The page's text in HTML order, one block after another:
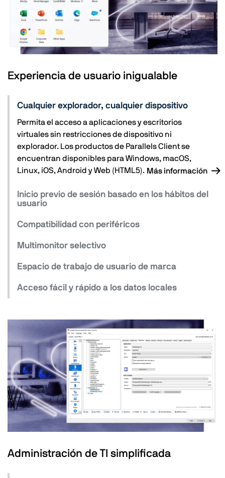
Experiencia de usuario inigualable
Cualquier explorador, cualquier dispositivo
Permita el acceso a aplicaciones y escritorios
virtuales sin restricciones de dispositivo ni
explorador. Los productos de Parallels Client se
encuentran disponibles para Windows, macOS,
Linux, iOS, Android y Web (HTML5). Más información
Inicio previo de sesión basado en los hábitos del
usuario
Compatibilidad con periféricos
Multimonitor selectivo
Espacio de trabajo de usuario de marca
Acceso fácil y rápido a los datos locales
Administración de TI simplificada